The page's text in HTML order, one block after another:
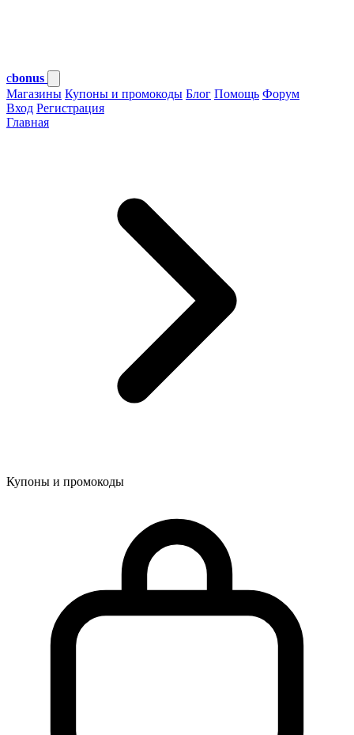
cbonus
Магазины Купоны и промокоды Блог Помощь Форум
Вход Регистрация
Главная
Купоны и промокоды